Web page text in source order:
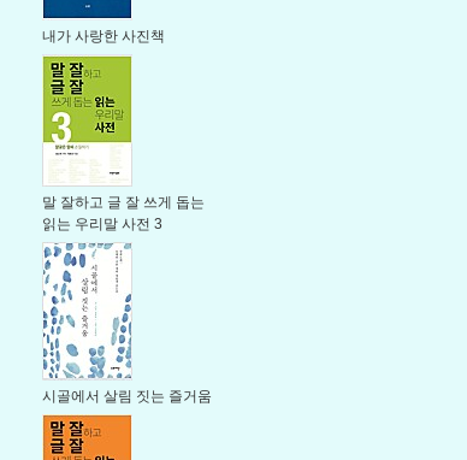
내가 사랑한 사진책
말 잘하고 글 잘 쓰게 돕는
읽는 우리말 사전 3
시골에서 살림 짓는 즐거움